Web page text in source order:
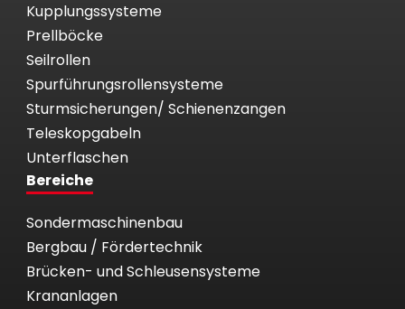
Kupplungssysteme
Prellböcke
Seilrollen
Spurführungsrollensysteme
Sturmsicherungen/ Schienenzangen
Teleskopgabeln
Unterflaschen
Bereiche
Sondermaschinenbau
Bergbau / Fördertechnik
Brücken- und Schleusensysteme
Krananlagen